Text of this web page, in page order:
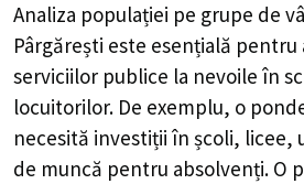
Analiza populației pe grupe de
Pârgărești este esențială pentru
serviciilor publice la nevoile în
locuitorilor. De exemplu, o
necesită investiții în școli, licee,
de muncă pentru absolvenți. O